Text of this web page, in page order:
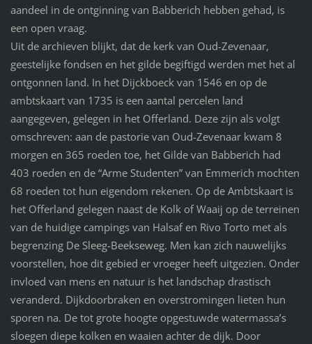
aandeel in de ontginning van Babberich hebben gehad, is
een open vraag.
Uit de archieven blijkt, dat de kerk van Oud-Zevenaar,
geestelijke fondsen en het gilde begiftigd werden met het al
ontgonnen land. In het Dijckboeck van 1546 en op de
ambtskaart van 1735 is een aantal percelen land
aangegeven, gelegen in het Offerland. Deze zijn als volgt
omschreven: aan de pastorie van Oud-Zevenaar kwam 8
morgen en 365 roeden toe, het Gilde van Babberich had
403 roeden en de “Arme Studenten” van Emmerich mochten
68 roeden tot hun eigendom rekenen. Op de Ambtskaart is
het Offerland gelegen naast de Kolk of Waaij op de terreinen
van de huidige campings van Halsaf en Rivo Torto met als
begrenzing De Sleeg-Beekseweg. Men kan zich nauwelijks
voorstellen, hoe dit gebied er vroeger heeft uitgezien. Onder
invloed van mens en natuur is het landschap drastisch
veranderd. Dijkdoorbraken en overstromingen lieten hun
sporen na. De tot grote hoogte opgestuwde watermassa’s
sloegen diepe kolken en waaien achter de dijk. Door